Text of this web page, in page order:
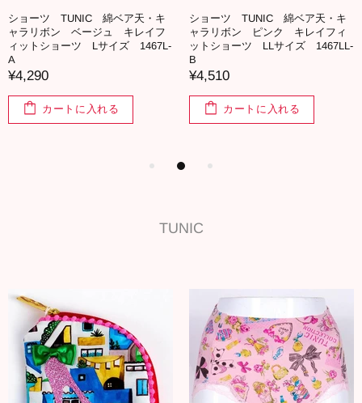
ショーツ TUNIC 綿ベア天・キ
ャラリボン ベージュ キレイフ
ィットショーツ Lサイズ 1467L-
A
¥4,290
カートに入れる
ショーツ TUNIC 綿ベア天・キ
ャラリボン ピンク キレイフィ
ットショーツ LLサイズ 1467LL-
B
¥4,510
カートに入れる
TUNIC